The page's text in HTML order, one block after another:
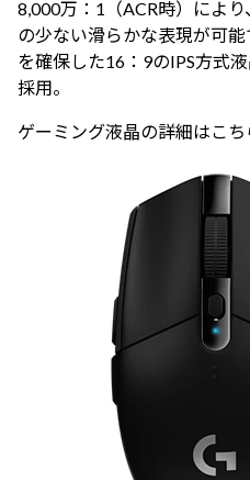
8,000万：1（ACR時）によ
の少ない滑らかな表現が可
を確保した16：9のIPS方式
採用。
ゲーミング液晶の詳細はこち